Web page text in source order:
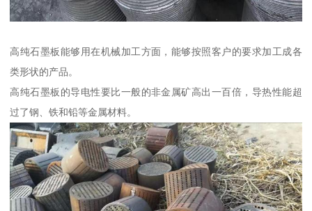
高纯石墨板能够用在机械加工方面，能够按照客户的要求加工成各
类形状的产品。
高纯石墨板的导电性要比一般的非金属矿高出一百倍，导热性能超
过了钢、铁和铅等金属材料。